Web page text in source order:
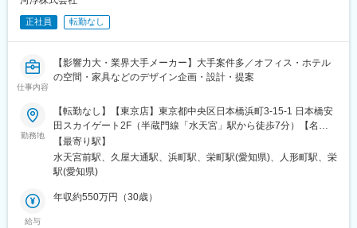
正社員 転勤なし
仕事内容
【影響力大・業界大手メーカー】大手案件多／オフィス・ホテル
の空間・家具などのデザイン企画・設計・提案
勤務地
【転勤なし】【東京店】東京都中央区日本橋浜町3-15-1 日本橋安
田スカイゲート2F（半蔵門線「水天宮」駅から徒歩7分）【名古
屋店】愛知県名古屋市中区丸の内3-19-12 （名古屋市名城線「久
屋大通」駅から徒歩2分）＜受動喫煙対策：屋内全面禁煙＞
【最寄り駅】
水天宮前駅、久屋大通駅、浜町駅、栄町駅(愛知県)、人形町駅、栄
駅(愛知県)
給与
年収約550万円（30歳）